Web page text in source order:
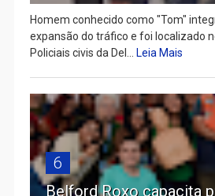
Homem conhecido como "Tom"
expansão do tráfico e foi localizado
Policiais civis da Del...
Leia Mais
6
Belford Roxo capacita